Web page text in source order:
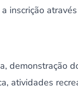
inscrição
demonstração
atividades